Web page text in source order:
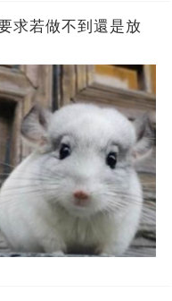
求若做不到還是放